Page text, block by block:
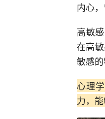
内心
高敏
在高
敏感的
心理
力，